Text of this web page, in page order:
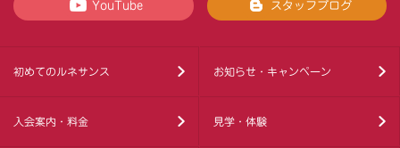
YouTube スタッフブログ
初めてのルネサンス お知らせ・キャンペーン
入会案内・料金 見学・体験